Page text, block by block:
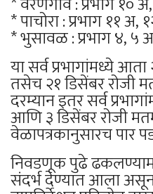
* पाचोरा : प्रभाग ११ अ,
* भुसावळ : प्रभाग ४, ५
या सर्व प्रभागांमध्ये
तसेच २१ डिसेंबर रोजी
दरम्यान इतर सर्व
आणि ३ डिसेंबर रोजी
वेळापत्रकानुसारच पार
निवडणूक पुढे
संदर्भ देण्यात आला असून